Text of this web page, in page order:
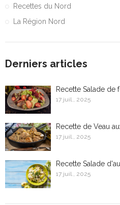
Recettes du Nord
La Région Nord
Derniers articles
Recette Salade
17 juil., 2025
Recette de Veau
17 juil., 2025
Recette Salade
17 juil., 2025